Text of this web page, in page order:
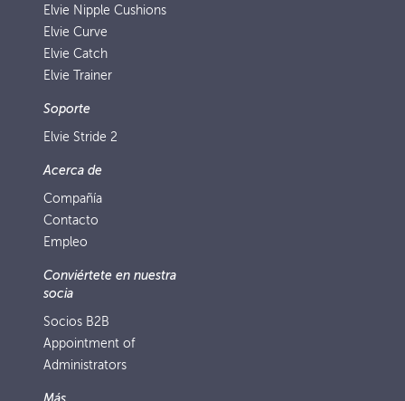
Elvie Nipple Cushions
Elvie Curve
Elvie Catch
Elvie Trainer
Soporte
Elvie Stride 2
Acerca de
Compañía
Contacto
Empleo
Conviértete en nuestra
socia
Socios B2B
Appointment of
Administrators